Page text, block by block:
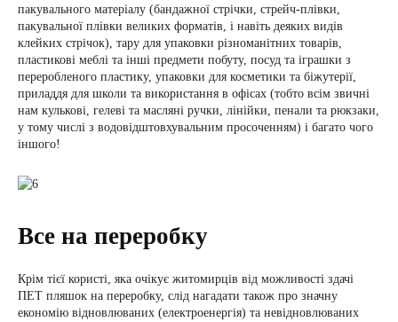
пакувального матеріалу (бандажної стрічки, стрейч-плівки,
пакувальної плівки великих форматів, і навіть деяких видів
клейких стрічок), тару для упаковки різноманітних товарів,
пластикові меблі та інші предмети побуту, посуд та іграшки з
переробленого пластику, упаковки для косметики та біжутерії,
приладдя для школи та використання в офісах (тобто всім звичні
нам кулькові, гелеві та масляні ручки, лінійки, пенали та рюкзаки,
у тому числі з водовідштовхувальним просоченням) і багато чого
іншого!
Все на переробку
Крім тієї користі, яка очікує житомирців від можливості здачі
ПЕТ пляшок на переробку, слід нагадати також про значну
економію відновлюваних (електроенергія) та невідновлюваних